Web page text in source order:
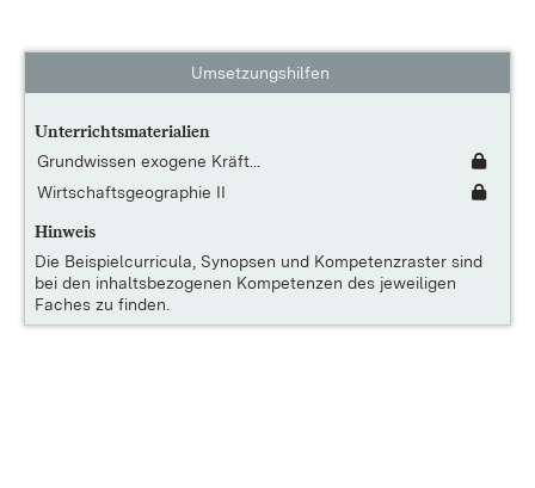
Umsetzungshilfen
Unterrichtsmaterialien
Grundwissen exogene Kräft...
Wirtschaftsgeographie II
Hinweis
Die Beispielcurricula, Synopsen und Kompetenzraster sind
bei den inhaltsbezogenen Kompetenzen des jeweiligen
Faches zu finden.